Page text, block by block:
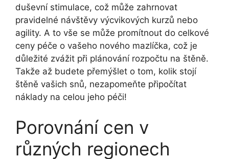
duševní stimulace, což může zahrnovat
pravidelné návštěvy výcvikových kurzů nebo
agility. A to vše se může promítnout do celkové
ceny péče o vašeho nového mazlíčka, což je
důležité zvážit při plánování rozpočtu na štěně.
Takže až budete přemýšlet o tom, kolik stojí
štěně vašich snů, nezapomeňte připočítat
náklady na celou jeho péči!
Porovnání cen v
různých regionech